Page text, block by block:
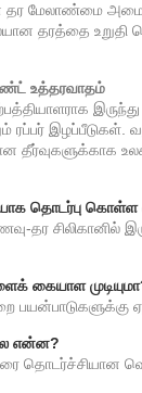
மேலாண்மை
தரத்தை
உத்தரவாதம்
இழப்பீடுகள்.
தீர்வுகளுக்காக
தொடர்பு கொள்ள
சிலிகானில்
கையாள
என்ன?
வரை தொடர்ச்சியான